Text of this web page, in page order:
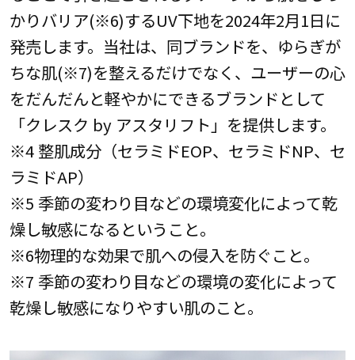
かりバリア(※6)するUV下地を2024年2月1日に
発売します。当社は、同ブランドを、ゆらぎが
ちな肌(※7)を整えるだけでなく、ユーザーの心
をだんだんと軽やかにできるブランドとして
「クレスク by アスタリフト」を提供します。
※4 整肌成分（セラミドEOP、セラミドNP、セ
ラミドAP）
※5 季節の変わり目などの環境変化によって乾
燥し敏感になるということ。
※6物理的な効果で肌への侵入を防ぐこと。
※7 季節の変わり目などの環境の変化によって
乾燥し敏感になりやすい肌のこと。